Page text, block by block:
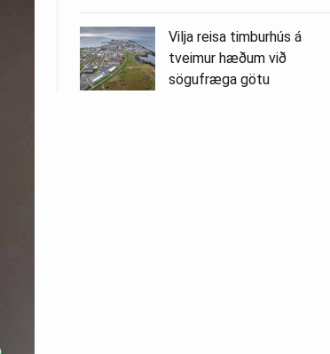
Vilja reisa timburhús á
tveimur hæðum við
sögufræga götu